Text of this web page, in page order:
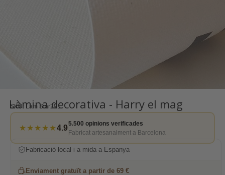
Làmina decorativa - Harry el mag
SKU Lam Star291
★★★★★4.9
5.500 opinions verificades
Fabricat artesanalment a Barcelona
Fabricació local i a mida a Espanya
Enviament gratuït a partir de 69 €